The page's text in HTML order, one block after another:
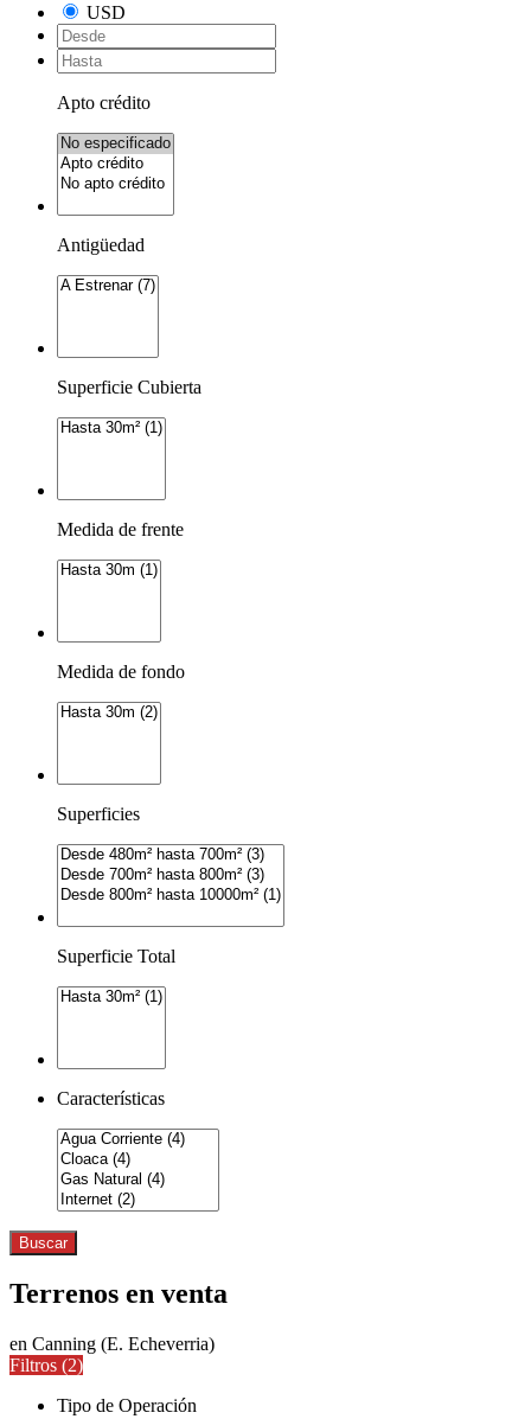
USD
Apto crédito
Antigüedad
Superficie Cubierta
Medida de frente
Medida de fondo
Superficies
Superficie Total
Características
Buscar
Terrenos en venta
en Canning (E. Echeverria)
Filtros (2)
Tipo de Operación